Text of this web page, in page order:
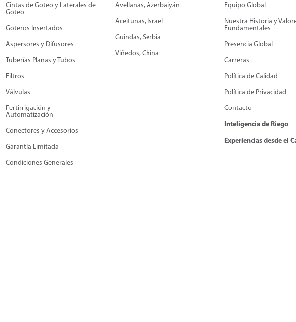
Cintas de Goteo y Laterales de
Goteo
Goteros Insertados
Aspersores y Difusores
Tuberías Planas y Tubos
Filtros
Válvulas
Fertirrigación y
Automatización
Conectores y Accesorios
Garantía Limitada
Condiciones Generales
Avellanas, Azerbaiyán
Aceitunas, Israel
Guindas, Serbia
Viñedos, China
Equipo Global
Nuestra Historia y
Fundamentales
Presencia Global
Carreras
Política de Calidad
Política de Privacidad
Contacto
Inteligencia de Riego
Experiencias desde el